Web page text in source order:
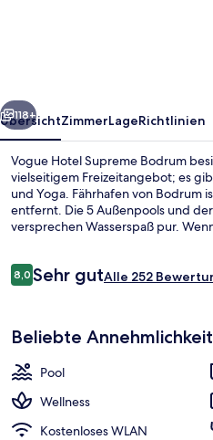
Weiter
118+
ÜbersichtZimmerLageRichtlinien
Vogue Hotel Supreme Bodrum
vielseitigem Freizeitangebot; es
und Yoga. Fährhafen von Bodrum
entfernt. Die 5 Außenpools und
versprechen Wasserspaß pur.
Körperpeelings verwöhnen lassen.
Dachterrasse und einen
Bewertungen
8,08,0 von 10.
Sehr gutAlle 252
Beliebte
Pool
Wellness
Kostenloses WLAN